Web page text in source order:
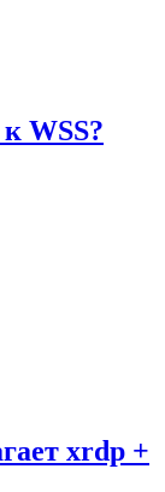
WSS?
xrdp +